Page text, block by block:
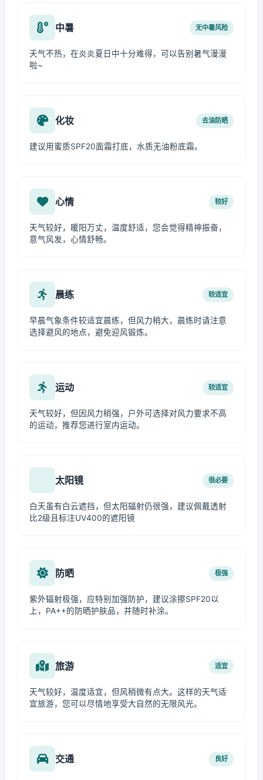
中暑 无中暑风险
天气不热，在炎炎夏日中十分难得，可以告别暑气漫漫
啦~
化妆 去油防晒
建议用蜜质SPF20面霜打底，水质无油粉底霜。
心情 较好
天气较好，暖阳万丈，温度舒适，您会觉得精神振奋，
意气风发，心情舒畅。
晨练 较适宜
早晨气象条件较适宜晨练，但风力稍大，晨练时请注意
选择避风的地点，避免迎风锻炼。
运动 较适宜
天气较好，但因风力稍强，户外可选择对风力要求不高
的运动，推荐您进行室内运动。
太阳镜 很必要
白天虽有白云遮挡，但太阳辐射仍很强，建议佩戴透射
比2级且标注UV400的遮阳镜
防晒 极强
紫外辐射极强，应特别加强防护，建议涂擦SPF20以
上，PA++的防晒护肤品，并随时补涂。
旅游 适宜
天气较好，温度适宜，但风稍微有点大。这样的天气适
宜旅游，您可以尽情地享受大自然的无限风光。
交通 良好